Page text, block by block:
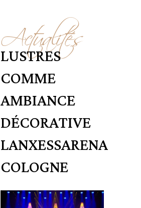
Actualités
LUSTRES
COMME
AMBIANCE
DÉCORATIVE
LANXESSARENA
COLOGNE